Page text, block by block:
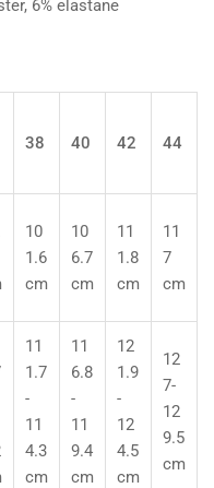
6% elastane
38 40 42 44
10
1.6
cm
10
6.7
cm
11
1.8
cm
11
7
cm
11
1.7
-
11
4.3
cm
11
6.8
-
11
9.4
cm
12
1.9
-
12
4.5
cm
12
7-
12
9.5
cm